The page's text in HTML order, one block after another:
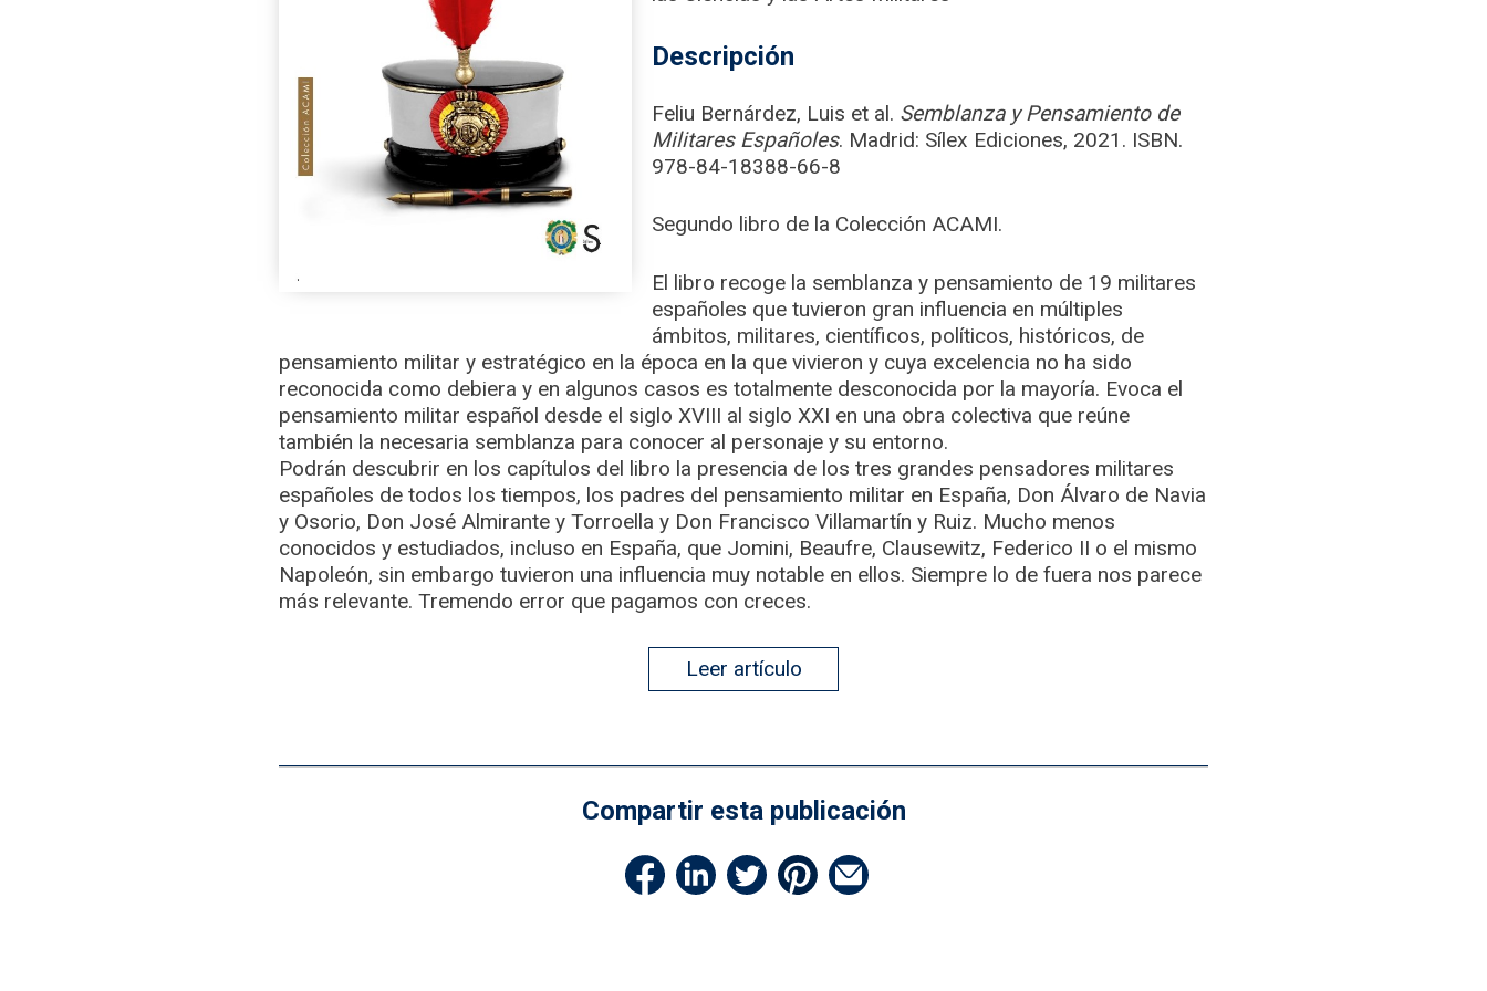
Descripción
Feliu Bernárdez, Luis et al. Semblanza y Pensamiento de
Militares Españoles. Madrid: Sílex Ediciones, 2021. ISBN.
978-84-18388-66-8
Segundo libro de la Colección ACAMI.
El libro recoge la semblanza y pensamiento de 19 militares
españoles que tuvieron gran influencia en múltiples
ámbitos, militares, científicos, políticos, históricos, de
pensamiento militar y estratégico en la época en la que vivieron y cuya excelencia no ha sido
reconocida como debiera y en algunos casos es totalmente desconocida por la mayoría. Evoca el
pensamiento militar español desde el siglo XVIII al siglo XXI en una obra colectiva que reúne
también la necesaria semblanza para conocer al personaje y su entorno.
Podrán descubrir en los capítulos del libro la presencia de los tres grandes pensadores militares
españoles de todos los tiempos, los padres del pensamiento militar en España, Don Álvaro de Navia
y Osorio, Don José Almirante y Torroella y Don Francisco Villamartín y Ruiz. Mucho menos
conocidos y estudiados, incluso en España, que Jomini, Beaufre, Clausewitz, Federico II o el mismo
Napoleón, sin embargo tuvieron una influencia muy notable en ellos. Siempre lo de fuera nos parece
más relevante. Tremendo error que pagamos con creces.
Leer artículo
Compartir esta publicación